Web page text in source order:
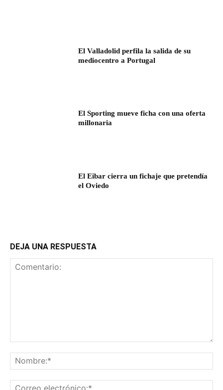
El Valladolid perfila la salida de su
mediocentro a Portugal
El Sporting mueve ficha con una oferta
millonaria
El Eibar cierra un fichaje que pretendía
el Oviedo
DEJA UNA RESPUESTA